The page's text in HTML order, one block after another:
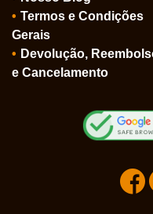
Termos e Condições
Gerais
Devolução,
e Cancelamento